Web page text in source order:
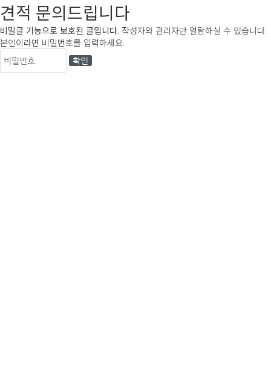
견적 문의드립니다
비밀글 기능으로 보호된 글입니다. 작성자와 관리자만 열람하실 수 있습니다.
본인이라면 비밀번호를 입력하세요.